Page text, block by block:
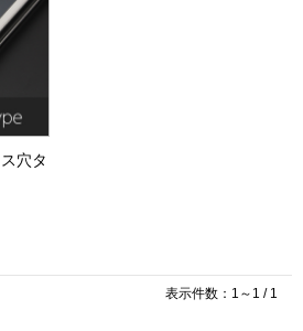
穴タ
表示件数：1～1 / 1